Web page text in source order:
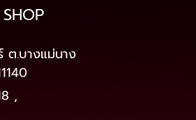
ต.บางแม่นาง
,